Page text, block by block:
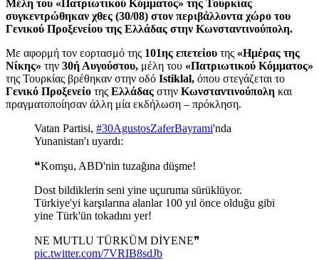
Μέλη του «Πατριωτικού Κόμματος» της Τουρκίας
συγκεντρώθηκαν χθες (30/08) στον περιβάλλοντα χώρο του
Γενικού Προξενείου της Ελλάδας στην Κωνσταντινούπολη.
Με αφορμή τον εορτασμό της 101ης επετείου της «Ημέρας της
Νίκης» την 30ή Αυγούστου, μέλη του «Πατριωτικού Κόμματος»
της Τουρκίας βρέθηκαν στην οδό Istiklal, όπου στεγάζεται το
Γενικό Προξενείο της Ελλάδας στην Κωνσταντινούπολη και
πραγματοποίησαν άλλη μία εκδήλωση – πρόκληση.
Vatan Partisi, #30AgustosZaferBayrami'nda
Yunanistan'ı uyardı:
❝Komşu, ABD'nin tuzağına düşme!
Dost bildiklerin seni yine uçuruma sürüklüyor.
Türkiye'yi karşılarına alanlar 100 yıl önce olduğu gibi
yine Türk'ün tokadını yer!
NE MUTLU TÜRKÜM DİYENE❞
pic.twitter.com/7VRIB8sdJb